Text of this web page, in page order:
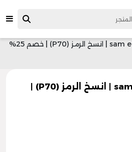
sam edelman promo | انسخ الرمز (P70) | خصم 25%
sam edelman promo | انسخ الرمز (P70) |